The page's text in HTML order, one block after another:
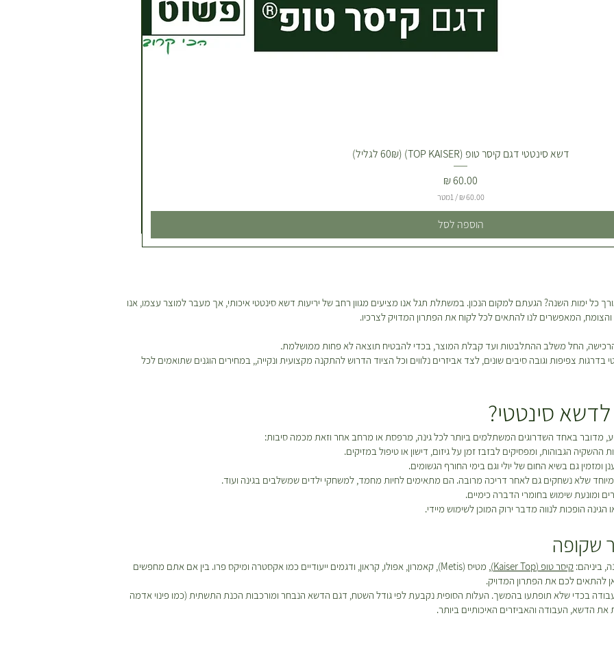
מעט
דשא סינטטי דגם קיסר טופ (TOP KAISER) (60₪ לגליל)
מחיר
‏60.00 ‏₪
/1מטר
0
.
ל
-
ט
ר
הוספה לסל
כל ימות השנה? הגעתם למקום הנכון. במשתלת תגל אנו מציעים מגוון רחב של יריעות דשא סינטטי איכותי, אך מעבר למוצר עצמו, אנו
והצומח, המאפשרים לנו להתאים לכל לקוח את הפתרון המדויק לצרכיו.
החל משלב ההתלבטות ועד קבלת המוצר, בכדי להבטיח תוצאה לא פחות ממושלמת.
צפיפות וגובה סיבים שונים, לצד אביזרים נלווים וכל הציוד הדרוש להתקנה מקצועית ונקייה,, במחירים הוגנים שתואמים לכל
סינטטי?
מדובר באחד השדרוגים המשתלמים ביותר לכל גינה, מרפסת או מרחב אחר וזאת מכמה סיבות:
הגבוהות, ומפסיקים לבזבז זמן על גיזום, דישון או טיפול במזיקים.
גם בשיא החום של יולי וגם בימי החורף הגשומים.
שלא נשחקים גם לאחר דריכה מרובה. הם מתאימים לחיות מחמד, למשחקי ילדים שמשלבים בגינה ועוד.
ומונעת שימוש בחומרי הדברה כימיים.
הופכות לנווה מדבר ירוק המוכן לשימוש מיידי.
שקופה
ביניהם: קיסר טופ (Kaiser Top)
, מטיס (Metis), קאמרון, אפולו, קראון, ודגמים ייעודיים כמו אקסטרה ומיקס פרו. בין אם אתם מחפשים
להתאים לכם את הפתרון המדויק.
בכדי שלא תופתעו בהמשך. העלות הסופית נקבעת לפי גודל השטח, דגם הדשא הנבחר ומורכבות הכנת התשתית (כמו פינוי אדמה
הדשא, העבודה והאביזרים האיכותיים ביותר.